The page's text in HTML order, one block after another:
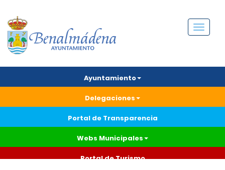
Menú
Ayuntamiento
Delegaciones
Portal de Transparencia
Webs Municipales
Portal de Turismo